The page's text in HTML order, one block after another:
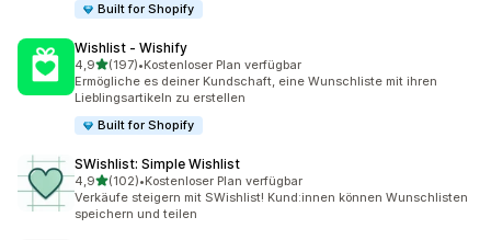
Built for Shopify
Wishlist ‑ Wishify
4,9von 5 Sternen
(197)
197 Rezensionen insgesamt
•Kostenloser Plan verfügbar
Ermögliche es deiner Kundschaft, eine Wunschliste mit ihren
Lieblingsartikeln zu erstellen
Built for Shopify
SWishlist: Simple Wishlist
4,9von 5 Sternen
(102)
102 Rezensionen insgesamt
•Kostenloser Plan verfügbar
Verkäufe steigern mit SWishlist! Kund:innen können Wunschlisten
speichern und teilen